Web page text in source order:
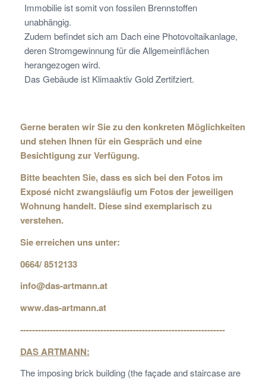
Immobilie ist somit von fossilen Brennstoffen
unabhängig.
Zudem befindet sich am Dach eine Photovoltaikanlage,
deren Stromgewinnung für die Allgemeinflächen
herangezogen wird.
Das Gebäude ist Klimaaktiv Gold Zertifziert.
Gerne beraten wir Sie zu den konkreten Möglichkeiten
und stehen Ihnen für ein Gespräch und eine
Besichtigung zur Verfügung.
Bitte beachten Sie, dass es sich bei den Fotos im
Exposé nicht zwangsläufig um Fotos der jeweiligen
Wohnung handelt. Diese sind exemplarisch zu
verstehen.
Sie erreichen uns unter:
0664/ 8512133
info@das-artmann.at
www.das-artmann.at
---------------------------------------------------------------------
DAS ARTMANN:
The imposing brick building (the façade and staircase are